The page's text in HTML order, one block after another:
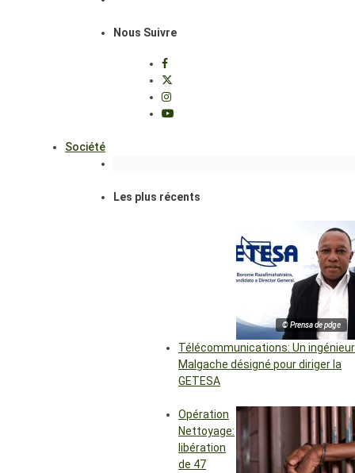
Nous Suivre
Société
Les plus récents
© Prensa de pdge
Télécommunications: Un ingénieur
Malgache désigné pour diriger la
GETESA
Opération
Nettoyage:
libération
de 47